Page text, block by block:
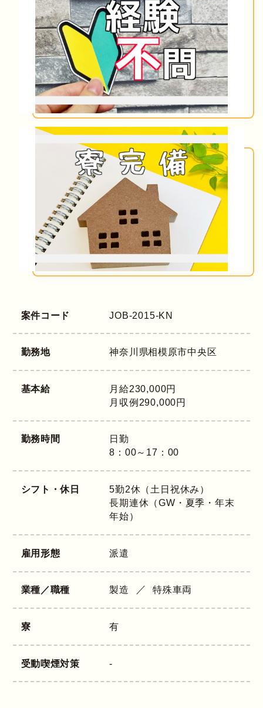
案件コード JOB-2015-KN
勤務地 神奈川県相模原市中央区
基本給
月給230,000円
月収例290,000円
勤務時間
日勤
8：00～17：00
シフト・休日
5勤2休（土日祝休み）
長期連休（GW・夏季・年末
年始）
雇用形態 派遣
業種／職種 製造 特殊車両
寮 有
受動喫煙対策 -